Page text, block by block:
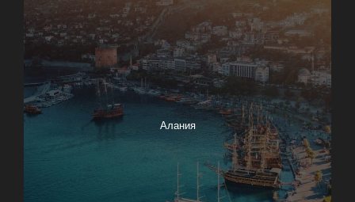
Алания